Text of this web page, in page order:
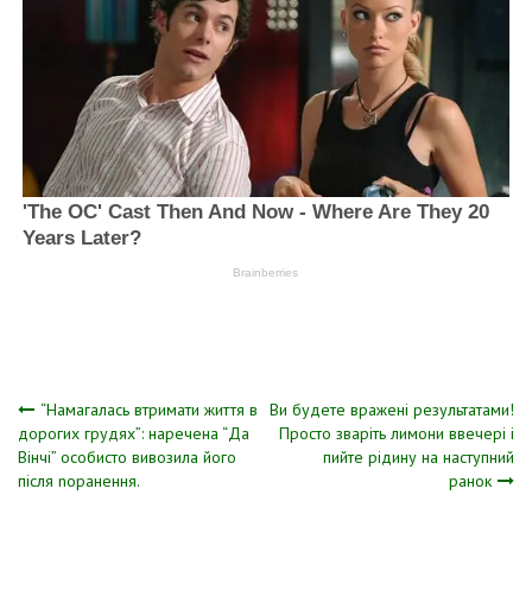
Навігація
записів
“Намагалась втримати життя в
дорогих грудях”: наречена “Да
Вінчі” особисто вивозила його
після nоранення.
Ви будете вражені результатами!
Просто зваріть лимони ввечері і
пийте рідину на наступний
ранок